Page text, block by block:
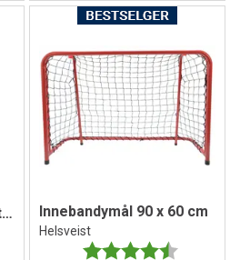
Innebandymål 60x90 Active JR Innebandymål 90 x 60 cm
Helsveist
Karakter: